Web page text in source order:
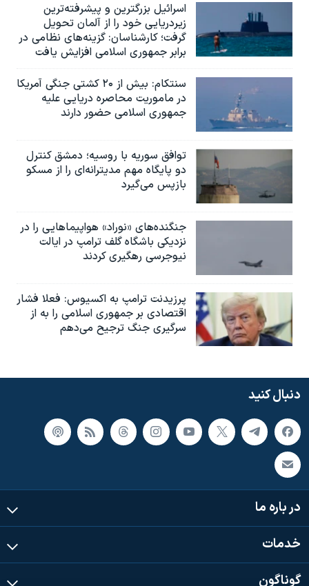
اسرائيل بزرگترین و پیشرفته‌ترین
زیردریایی خود را از آلمان تحویل
گرفت؛ کارشناسان: گزینه‌های نظامی در
برابر جمهوری اسلامی افزایش یافت
سنتکام: بیش از ۲۰ کشتی جنگی آمریکا
در ماموریت محاصره دریایی علیه
جمهوری اسلامی حضور دارند
توافق سوریه با روسیه؛ دمشق کنترل
دو پایگاه مهم مدیترانه‌ای را از مسکو
بازپس می‌گیرد
جنگنده‌های «نوراد» هواپیماهایی را در
نزدیکی باشگاه گلف ترامپ در ایالت
نیوجرسی رهگیری کردند
پرزیدنت ترامپ به اکسیوس: فعلا فشار
اقتصادی بر جمهوری اسلامی را به از
سرگیری جنگ ترجیح می‌دهم
دنبال کنید
در باره ما
خدمات
گوناگون